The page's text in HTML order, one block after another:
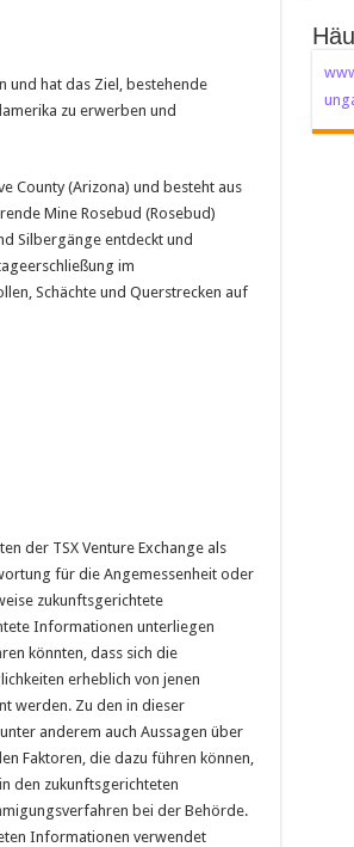
und hat das Ziel, bestehende
zu erwerben und
County (Arizona) und besteht aus
Mine Rosebud (Rosebud)
Silbergänge entdeckt und
im
Schächte und Querstrecken auf
der TSX Venture Exchange als
für die Angemessenheit oder
zukunftsgerichtete
Informationen unterliegen
könnten, dass sich die
erheblich von jenen
werden. Zu den in dieser
anderem auch Aussagen über
Faktoren, die dazu führen können,
den zukunftsgerichteten
bei der Behörde.
Informationen verwendet